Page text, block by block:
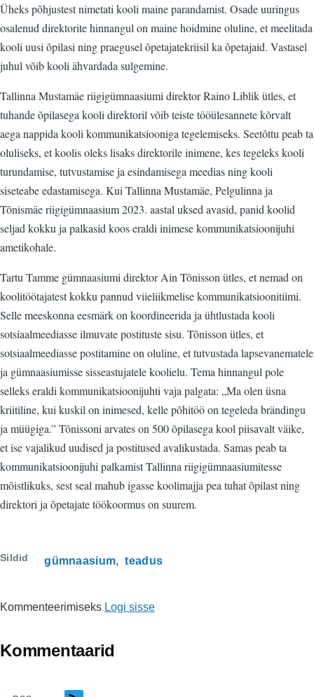
Üheks põhjustest nimetati kooli maine parandamist. Osade uuringus
osalenud direktorite hinnangul on maine hoidmine oluline, et meelitada
kooli uusi õpilasi ning praegusel õpetajatekriisil ka õpetajaid. Vastasel
juhul võib kooli ähvardada sulgemine.
Tallinna Mustamäe riigigümnaasiumi direktor Raino Liblik ütles, et
tuhande õpilasega kooli direktoril võib teiste tööülesannete kõrvalt
aega nappida kooli kommunikatsiooniga tegelemiseks. Seetõttu peab ta
oluliseks, et koolis oleks lisaks direktorile inimene, kes tegeleks kooli
turundamise, tutvustamise ja esindamisega meedias ning kooli
siseteabe edastamisega. Kui Tallinna Mustamäe, Pelgulinna ja
Tõnismäe riigigümnaasium 2023. aastal uksed avasid, panid koolid
seljad kokku ja palkasid koos eraldi inimese kommunikatsioonijuhi
ametikohale.
Tartu Tamme gümnaasiumi direktor Ain Tõnisson ütles, et nemad on
koolitöötajatest kokku pannud viieliikmelise kommunikatsioonitiimi.
Selle meeskonna eesmärk on koordineerida ja ühtlustada kooli
sotsiaalmeediasse ilmuvate postituste sisu. Tõnisson ütles, et
sotsiaalmeediasse postitamine on oluline, et tutvustada lapsevanematele
ja gümnaasiumisse sisseastujatele koolielu. Tema hinnangul pole
selleks eraldi kommunikatsioonijuhti vaja palgata: „Ma olen üsna
kriitiline, kui kuskil on inimesed, kelle põhitöö on tegeleda brändingu
ja müügiga.” Tõnissoni arvates on 500 õpilasega kool piisavalt väike,
et ise vajalikud uudised ja postitused avalikustada. Samas peab ta
kommunikatsioonijuhi palkamist Tallinna riigigümnaasiumitesse
mõistlikuks, sest seal mahub igasse koolimajja pea tuhat õpilast ning
direktori ja õpetajate töökoormus on suurem.
Sildid gümnaasium teadus
Kommenteerimiseks Logi sisse
Kommentaarid